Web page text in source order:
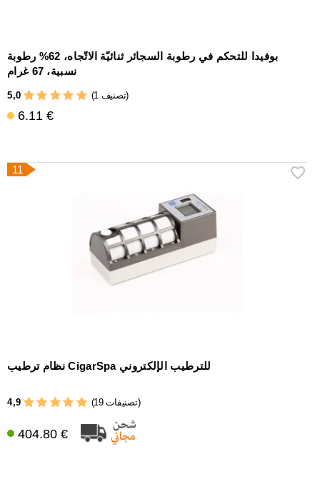
بوفيدا للتحكم في رطوبة السجائر ثنائيّة الاتّجاه، 62% رطوبة
نسبية، 67 غرام
5,0 (1 تصنيف)
6.11 €
11
نظام ترطيب CigarSpa للترطيب الإلكتروني
4,9 (19 تصنيفات)
404.80 €